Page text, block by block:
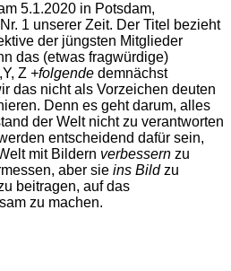
5.1.2020 in Potsdam,
1 unserer Zeit. Der Titel bezieht
der jüngsten Mitglieder
das (etwas fragwürdige)
Z +folgende demnächst
das nicht als Vorzeichen deuten
Denn es geht darum, alles
der Welt nicht zu verantworten
entscheidend dafür sein,
mit Bildern verbessern zu
aber sie ins Bildzu
beitragen, auf das
zu machen.